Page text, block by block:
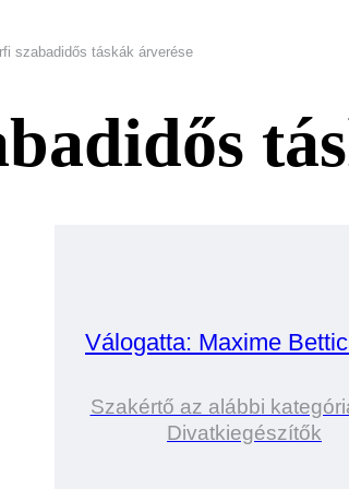
szabadidős táskák árverése
Válogatta: Maxime
Szakértő az alábbi
Divatkiegészítők